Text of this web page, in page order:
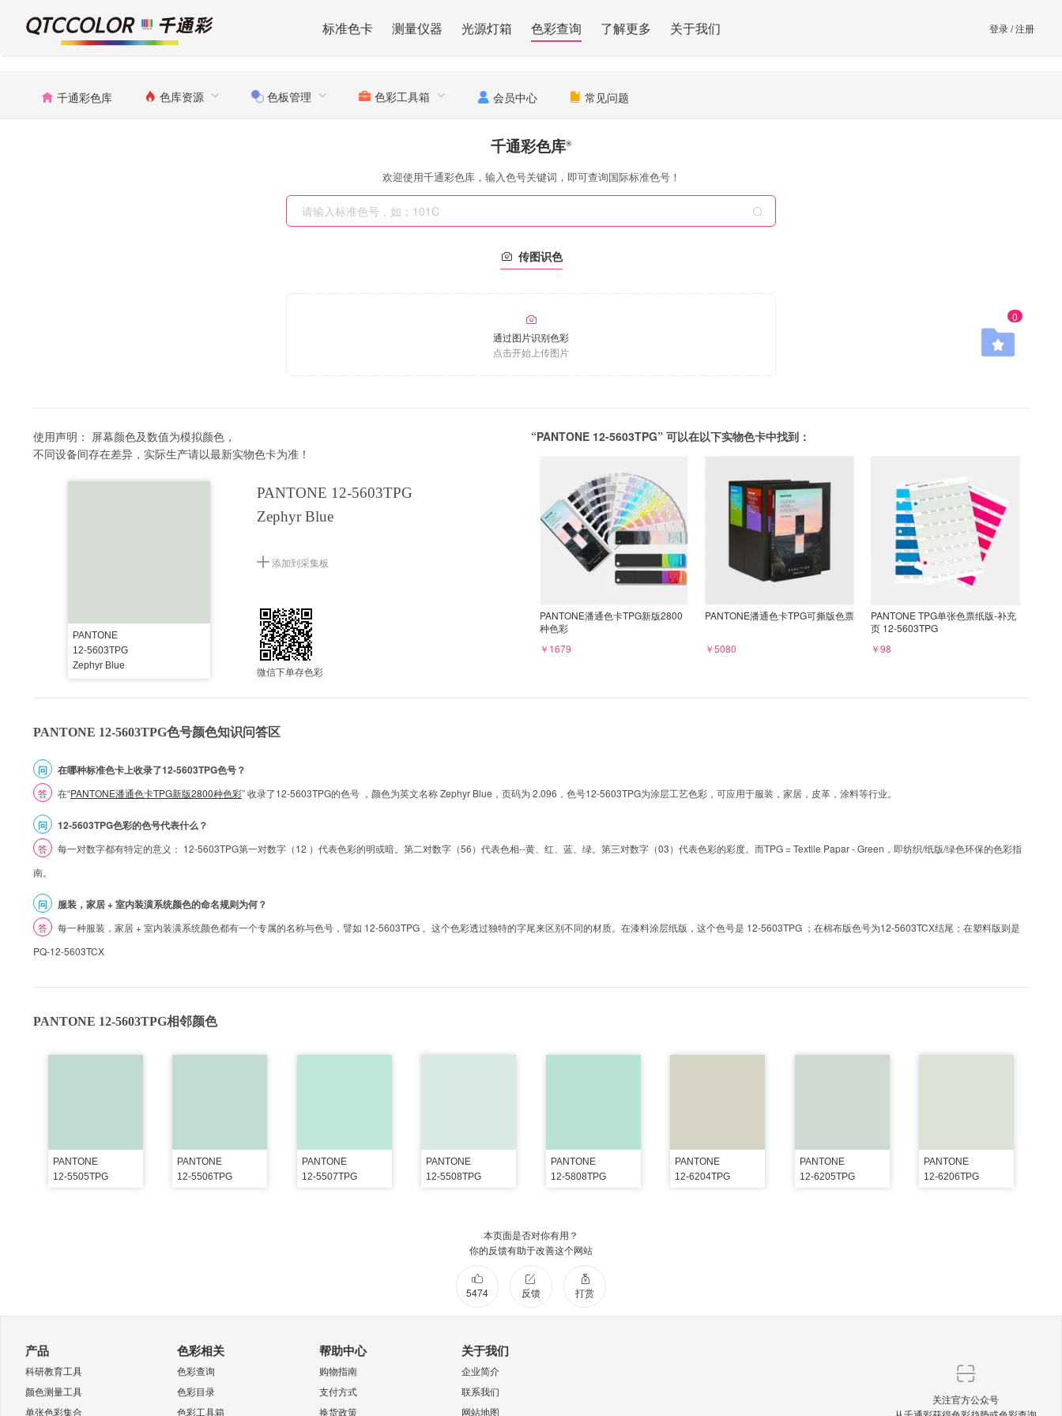
标准色卡 测量仪器 光源灯箱 色彩查询 了解更多 关于我们 登录/注册
千通彩色库 色库资源 色板管理 色彩工具箱 会员中心 常见问题
0
千通彩色库®
欢迎使用千通彩色库，输入色号关键词，即可查询国际标准色号！
传图识色
通过图片识别色彩
点击开始上传图片
使用声明： 屏幕颜色及数值为模拟颜色，
不同设备间存在差异，实际生产请以最新实物色卡为准！
PANTONE
12-5603TPG
Zephyr Blue
PANTONE 12-5603TPG
Zephyr Blue
添加到采集板
微信下单存色彩
“PANTONE 12-5603TPG” 可以在以下实物色卡中找到：
PANTONE潘通色卡TPG新版2800
种色彩
￥1679
PANTONE潘通色卡TPG可撕版色票
￥5080
PANTONE TPG单张色票纸版-补充
页 12-5603TPG
￥98
PANTONE 12-5603TPG色号颜色知识问答区
问 在哪种标准色卡上收录了12-5603TPG色号？
答 在“PANTONE潘通色卡TPG新版2800种色彩” 收录了12-5603TPG的色号 ，颜色为英文名称 Zephyr Blue，页码为 2.096，色号12-5603TPG为涂层工艺色彩，可应用于服装，家居，皮革，涂料等行业。
问 12-5603TPG色彩的色号代表什么？
答
每一对数字都有特定的意义： 12-5603TPG第一对数字（12 ）代表色彩的明或暗。第二对数字（56）代表色相--黄、红、蓝、绿。第三对数字（03）代表色彩的彩度。而TPG = Textile Papar - Green，即纺织/纸版/绿色环保的色彩指
南。
问 服装，家居 + 室内装潢系统颜色的命名规则为何？
答
每一种服装，家居 + 室内装潢系统颜色都有一个专属的名称与色号，譬如 12-5603TPG 。这个色彩透过独特的字尾来区别不同的材质。在漆料涂层纸版，这个色号是 12-5603TPG ；在棉布版色号为12-5603TCX结尾；在塑料版则是
PQ-12-5603TCX
PANTONE 12-5603TPG相邻颜色
PANTONE
12-5505TPG
PANTONE
12-5506TPG
PANTONE
12-5507TPG
PANTONE
12-5508TPG
PANTONE
12-5808TPG
PANTONE
12-6204TPG
PANTONE
12-6205TPG
PANTONE
12-6206TPG
本页面是否对你有用？
你的反馈有助于改善这个网站
5474 反馈 打赏
产品
科研教育工具
颜色测量工具
单张色彩集合
色彩相关
色彩查询
色彩目录
色彩工具箱
帮助中心
购物指南
支付方式
换货政策
关于我们
企业简介
联系我们
网站地图
关注官方公众号